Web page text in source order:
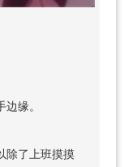
缘。
除了上班摸摸